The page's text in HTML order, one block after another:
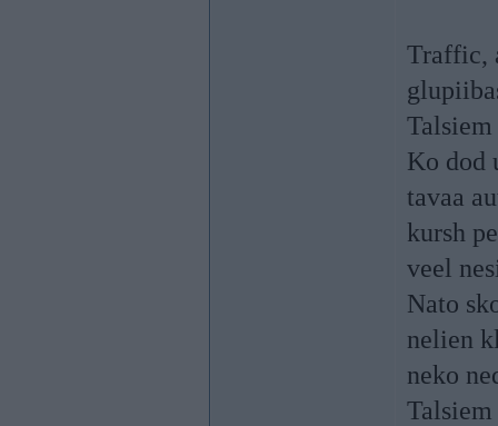
Traffic,
Ko dod
tavaa
kursh
veel
Nato
nelien
neko
Talsiem